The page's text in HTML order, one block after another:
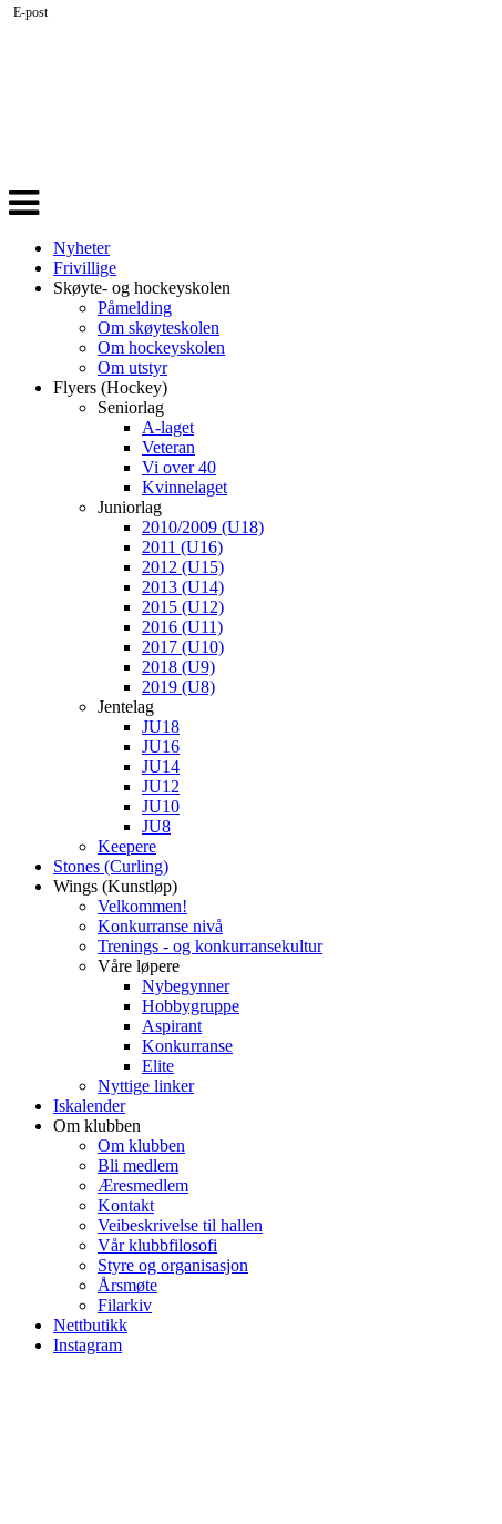
Veksle
navigasjon
Nyheter
Frivillige
Skøyte- og hockeyskolen
Påmelding
Om skøyteskolen
Om hockeyskolen
Om utstyr
Flyers (Hockey)
Seniorlag
A-laget
Veteran
Vi over 40
Kvinnelaget
Juniorlag
2010/2009 (U18)
2011 (U16)
2012 (U15)
2013 (U14)
2015 (U12)
2016 (U11)
2017 (U10)
2018 (U9)
2019 (U8)
Jentelag
JU18
JU16
JU14
JU12
JU10
JU8
Keepere
Stones (Curling)
Wings (Kunstløp)
Velkommen!
Konkurranse nivå
Trenings - og konkurransekultur
Våre løpere
Nybegynner
Hobbygruppe
Aspirant
Konkurranse
Elite
Nyttige linker
Iskalender
Om klubben
Om klubben
Bli medlem
Æresmedlem
Kontakt
Veibeskrivelse til hallen
Vår klubbfilosofi
Styre og organisasjon
Årsmøte
Filarkiv
Nettbutikk
Instagram
E-post